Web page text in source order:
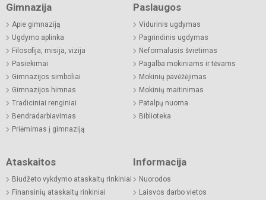
Gimnazija
Apie gimnaziją
Ugdymo aplinka
Filosofija, misija, vizija
Pasiekimai
Gimnazijos simboliai
Gimnazijos himnas
Tradiciniai renginiai
Bendradarbiavimas
Priėmimas į gimnaziją
Paslaugos
Vidurinis ugdymas
Pagrindinis ugdymas
Neformalusis švietimas
Pagalba mokiniams ir tėvams
Mokinių pavėžėjimas
Mokinių maitinimas
Patalpų nuoma
Biblioteka
Ataskaitos
Biudžeto vykdymo ataskaitų rinkiniai
Finansinių ataskaitų rinkiniai
Informacija
Nuorodos
Laisvos darbo vietos